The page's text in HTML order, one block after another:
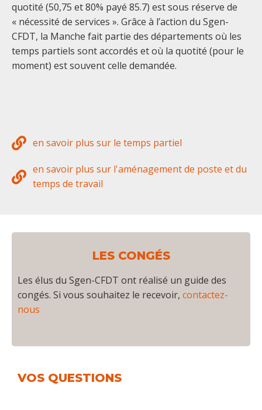
quotité (50,75 et 80% payé 85.7) est sous réserve de
« nécessité de services ». Grâce à l’action du Sgen-
CFDT, la Manche fait partie des départements où les
temps partiels sont accordés et où la quotité (pour le
moment) est souvent celle demandée.
en savoir plus sur le temps partiel
en savoir plus sur l'aménagement de poste et du
temps de travail
LES CONGÉS
Les élus du Sgen-CFDT ont réalisé un guide des
congés. Si vous souhaitez le recevoir, contactez-
nous
VOS QUESTIONS